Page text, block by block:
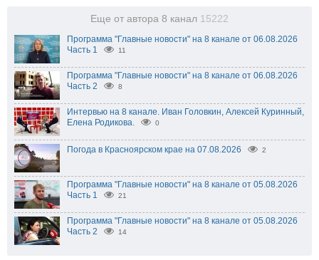
Еще от автора 8 канал 15222
Программа "Главные новости" на 8 канале от 06.08.2026
Часть 1
11
Программа "Главные новости" на 8 канале от 06.08.2026
Часть 2
8
Интервью на 8 канале. Иван Головкин, Алексей Куринный,
Елена Родикова.
0
Погода в Красноярском крае на 07.08.2026 2
Программа "Главные новости" на 8 канале от 05.08.2026
Часть 1
21
Программа "Главные новости" на 8 канале от 05.08.2026
Часть 2
14